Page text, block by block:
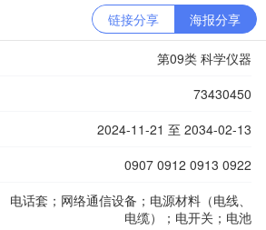
链接分享 海报分享
第09类 科学仪器
73430450
2024-11-21 至 2034-02-13
0907 0912 0913 0922
电话套；网络通信设备；电源材料（电线、
电缆）；电开关；电池